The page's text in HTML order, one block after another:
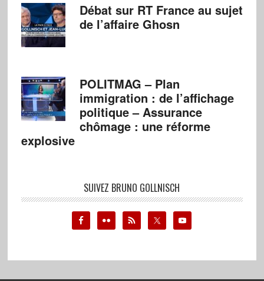
Débat sur RT France au sujet
de l’affaire Ghosn
POLITMAG – Plan
immigration : de l’affichage
politique – Assurance
chômage : une réforme
explosive
SUIVEZ BRUNO GOLLNISCH